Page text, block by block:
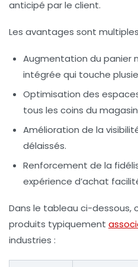
anticipé par le client.
Les avantages sont
Augmentation du panier
intégrée qui touche
Optimisation des
tous les coins du
Amélioration de la
délaissés.
Renforcement de la
expérience d’achat
Dans le tableau ci-dessous,
produits typiquement
industries :